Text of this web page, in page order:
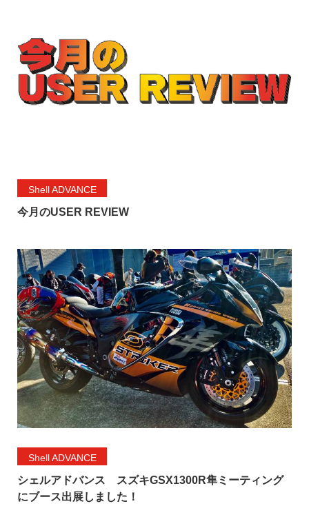
Shell ADVANCE
今月のUSER REVIEW
Shell ADVANCE
シェルアドバンス スズキGSX1300R隼ミーティング
にブース出展しました！